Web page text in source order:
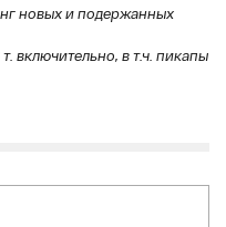
новых и подержанных
включительно, в т.ч. пикапы